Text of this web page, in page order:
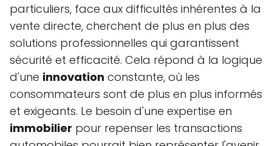
particuliers, face aux difficultés inhérentes à la
vente directe, cherchent de plus en plus des
solutions professionnelles qui garantissent
sécurité et efficacité. Cela répond à la logique
d'une innovation constante, où les
consommateurs sont de plus en plus informés
et exigeants. Le besoin d'une expertise en
immobilier pour repenser les transactions